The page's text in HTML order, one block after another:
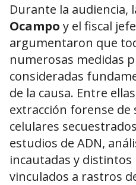
Durante la audiencia,
Ocampo y el fiscal jefe
argumentaron que
numerosas medidas
consideradas
de la causa. Entre
extracción forense de
celulares
estudios de ADN,
incautadas y
vinculados a rastros